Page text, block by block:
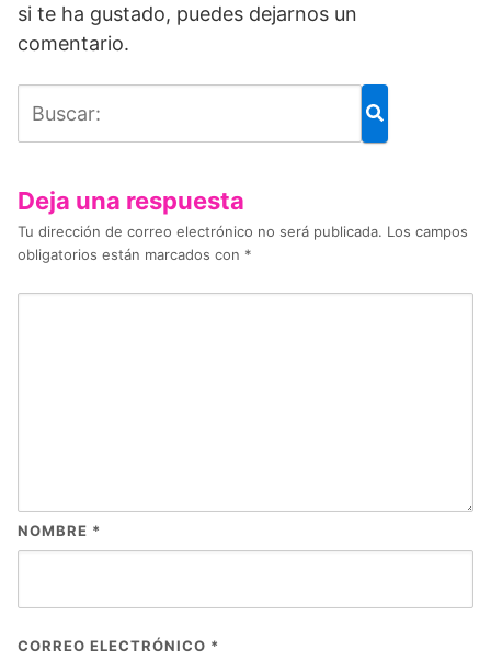
si te ha gustado, puedes dejarnos un
comentario.
Deja una respuesta
Tu dirección de correo electrónico no será publicada. Los campos
obligatorios están marcados con *
NOMBRE *
CORREO ELECTRÓNICO *